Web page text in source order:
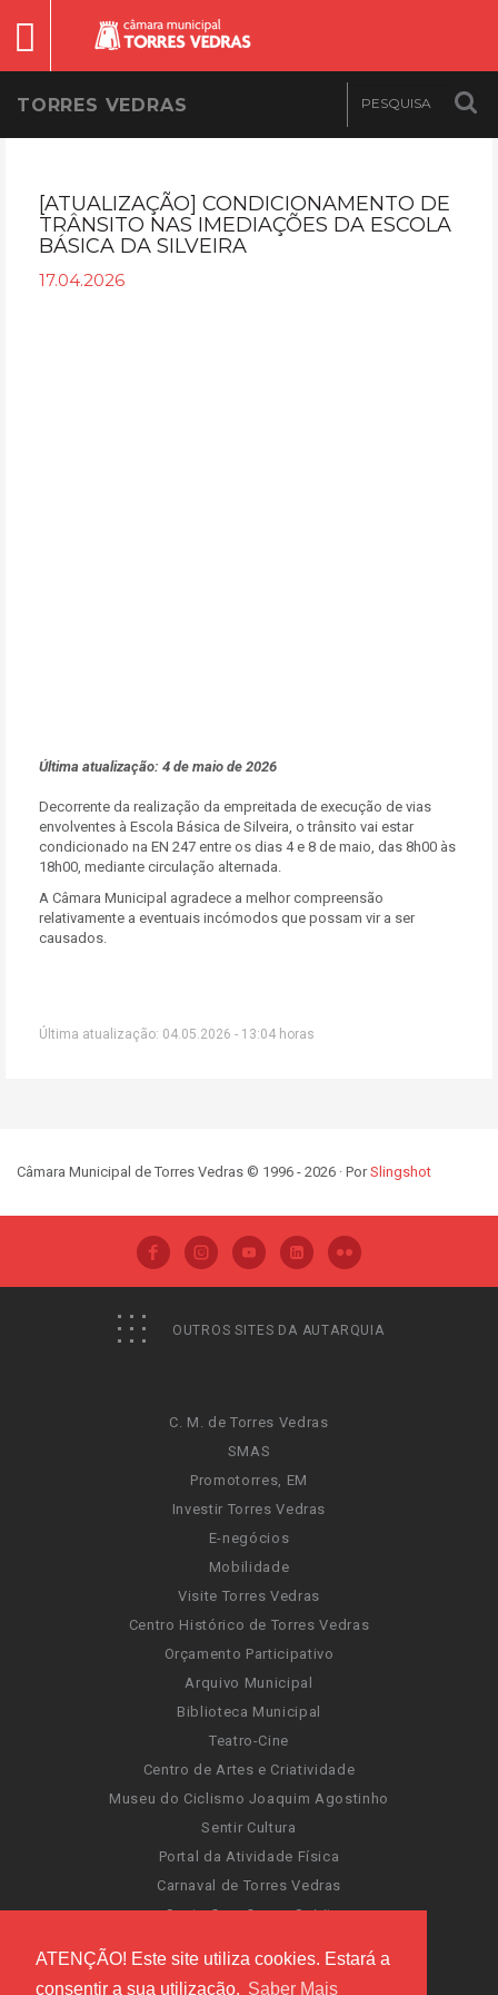
ATENÇÃO! Este site utiliza cookies. Estará a
consentir a sua utilização. Saber Mais
TORRES VEDRAS
[ATUALIZAÇÃO] CONDICIONAMENTO DE
TRÂNSITO NAS IMEDIAÇÕES DA ESCOLA
BÁSICA DA SILVEIRA
17.04.2026
Última atualização: 4 de maio de 2026
Decorrente da realização da empreitada de execução de vias
envolventes à Escola Básica de Silveira, o trânsito vai estar
condicionado na EN 247 entre os dias 4 e 8 de maio, das 8h00 às
18h00, mediante circulação alternada.
A Câmara Municipal agradece a melhor compreensão
relativamente a eventuais incómodos que possam vir a ser
causados.
Última atualização: 04.05.2026 - 13:04 horas
Câmara Municipal de Torres Vedras © 1996 - 2026 · PorSlingshot
OUTROS SITES DA AUTARQUIA
C. M. de Torres Vedras
SMAS
Promotorres, EM
Investir Torres Vedras
E-negócios
Mobilidade
Visite Torres Vedras
Centro Histórico de Torres Vedras
Orçamento Participativo
Arquivo Municipal
Biblioteca Municipal
Teatro-Cine
Centro de Artes e Criatividade
Museu do Ciclismo Joaquim Agostinho
Sentir Cultura
Portal da Atividade Física
Carnaval de Torres Vedras
Santa Cruz Ocean Spirit